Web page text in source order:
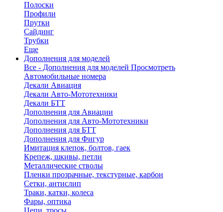
Полоски
Профили
Прутки
Сайдинг
Трубки
Еще
Дополнения для моделей
Все - Дополнения для моделей Просмотреть
Автомобильные номера
Декали Авиация
Декали Авто-Мототехники
Декали БТТ
Дополнения для Авиации
Дополнения для Авто-Мототехники
Дополнения для БТТ
Дополнения для Фигур
Имитация клепок, болтов, гаек
Крепеж, шкивы, петли
Металлические стволы
Пленки прозрачные, текстурные, карбон
Сетки, антислип
Траки, катки, колеса
Фары, оптика
Цепи, тросы